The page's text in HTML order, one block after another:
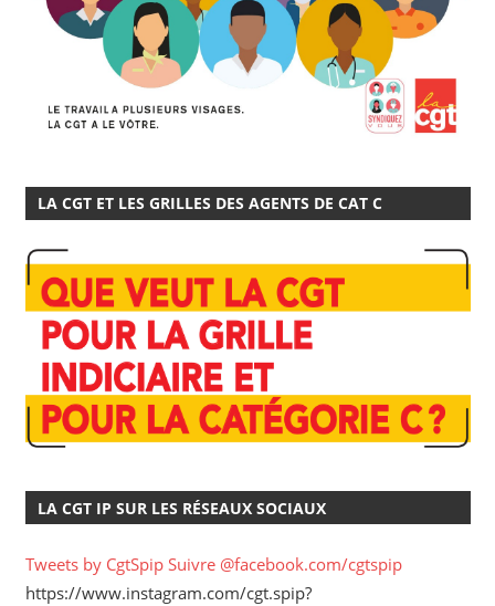
LA CGT ET LES GRILLES DES AGENTS DE CAT C
LA CGT IP SUR LES RÉSEAUX SOCIAUX
Tweets by CgtSpip Suivre @facebook.com/cgtspip
https://www.instagram.com/cgt.spip?